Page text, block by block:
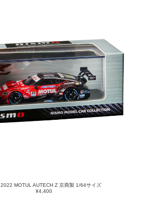
2022 MOTUL AUTECH Z 京商製 1/64サイズ
¥4,400